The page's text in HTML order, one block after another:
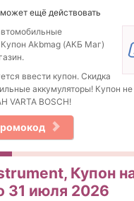
ещё действовать
Akbmag (АКБ Маг)
ввести купон. Скидка
аккумуляторы! Купон
BOSCH!
Купон
31 июля 2026